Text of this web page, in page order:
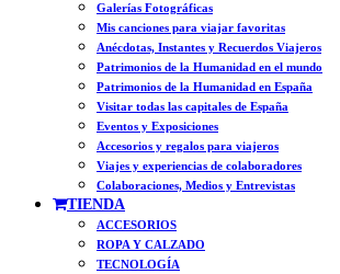
Galerías Fotográficas
Mis canciones para viajar favoritas
Anécdotas, Instantes y Recuerdos Viajeros
Patrimonios de la Humanidad en el mundo
Patrimonios de la Humanidad en España
Visitar todas las capitales de España
Eventos y Exposiciones
Accesorios y regalos para viajeros
Viajes y experiencias de colaboradores
Colaboraciones, Medios y Entrevistas
TIENDA
ACCESORIOS
ROPA Y CALZADO
TECNOLOGÍA